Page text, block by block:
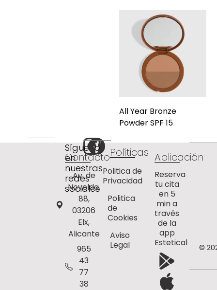
All Year Bronze
Powder SPF 15
Síguenos
en
nuestras
redes
sociales
Contacto
Av. de
Novelda,
88,
03206
Elx,
Alicante
965
43
77
38
Políticas
Politica de
Privacidad
Politica
de
Cookies
Aviso
Legal
Aplicación
Reserva
tu cita
en 5
min a
través
de la
app
Estetical
©